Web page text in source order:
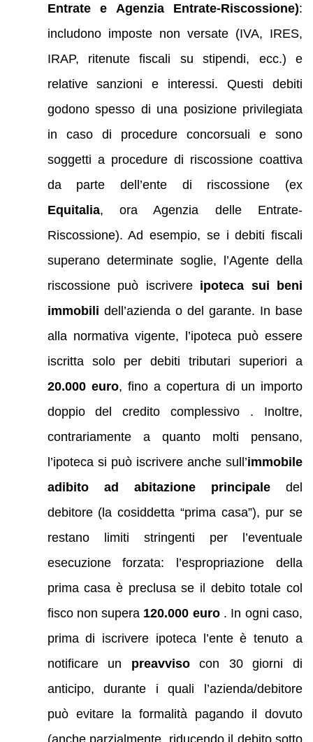
Entrate e Agenzia Entrate-Riscossione):
includono imposte non versate (IVA, IRES,
IRAP, ritenute fiscali su stipendi, ecc.) e
relative sanzioni e interessi. Questi debiti
godono spesso di una posizione privilegiata
in caso di procedure concorsuali e sono
soggetti a procedure di riscossione coattiva
da parte dell’ente di riscossione (ex
Equitalia, ora Agenzia delle Entrate-
Riscossione). Ad esempio, se i debiti fiscali
superano determinate soglie, l’Agente della
riscossione può iscrivere ipoteca sui beni
immobili dell’azienda o del garante. In base
alla normativa vigente, l’ipoteca può essere
iscritta solo per debiti tributari superiori a
20.000 euro, fino a copertura di un importo
doppio del credito complessivo . Inoltre,
contrariamente a quanto molti pensano,
l’ipoteca si può iscrivere anche sull’immobile
adibito ad abitazione principaledel
debitore (la cosiddetta “prima casa”), pur se
restano limiti stringenti per l’eventuale
esecuzione forzata: l’espropriazione della
prima casa è preclusa se il debito totale col
fisco non supera 120.000 euro. In ogni caso,
prima di iscrivere ipoteca l’ente è tenuto a
notificare un preavvisocon 30 giorni di
anticipo, durante i quali l’azienda/debitore
può evitare la formalità pagando il dovuto
(anche parzialmente, riducendo il debito sotto